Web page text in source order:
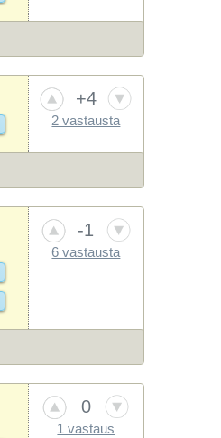
+4
2 vastausta
-1
6 vastausta
0
1 vastaus